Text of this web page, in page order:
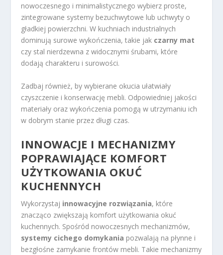
nowoczesnego i minimalistycznego wybierz proste,
zintegrowane systemy bezuchwytowe lub uchwyty o
gładkiej powierzchni. W kuchniach industrialnych
dominują surowe wykończenia, takie jak czarny mat
czy stal nierdzewna z widocznymi śrubami, które
dodają charakteru i surowości.
Zadbaj również, by wybierane okucia ułatwiały
czyszczenie i konserwację mebli. Odpowiedniej jakości
materiały oraz wykończenia pomogą w utrzymaniu ich
w dobrym stanie przez długi czas.
INNOWACJE I MECHANIZMY
POPRAWIAJĄCE KOMFORT
UŻYTKOWANIA OKUĆ
KUCHENNYCH
Wykorzystaj innowacyjne rozwiązania, które
znacząco zwiększają komfort użytkowania okuć
kuchennych. Spośród nowoczesnych mechanizmów,
systemy cichego domykania pozwalają na płynne i
bezgłośne zamykanie frontów mebli. Takie mechanizmy